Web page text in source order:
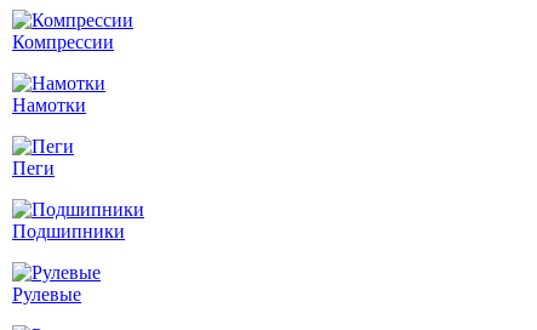
Компрессии
Намотки
Пеги
Подшипники
Рулевые